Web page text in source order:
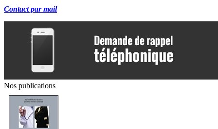
Contact par mail
Nos publications